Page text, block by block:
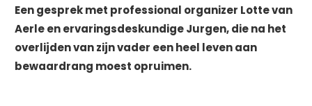
Een gesprek met professional organizer Lotte van
Aerle en ervaringsdeskundige Jurgen, die na het
overlijden van zijn vader een heel leven aan
bewaardrang moest opruimen.